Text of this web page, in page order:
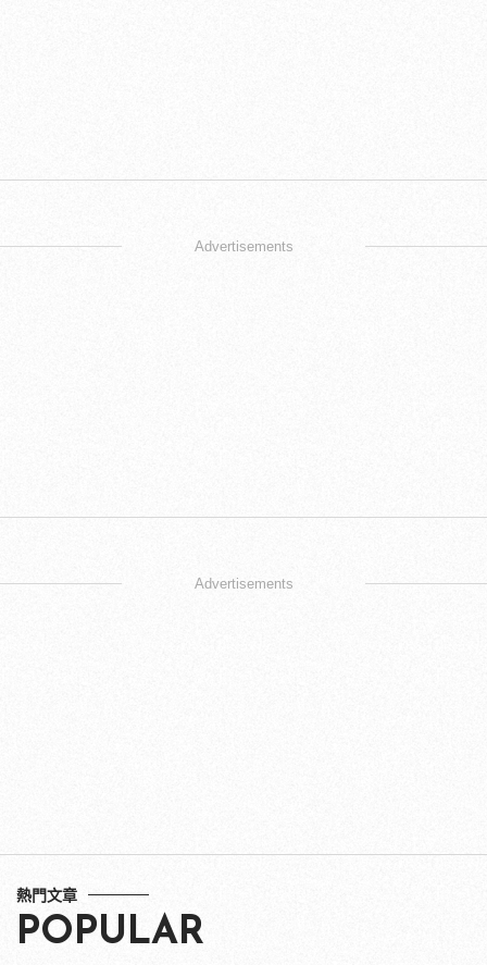
Advertisements
Advertisements
熱門文章
POPULAR